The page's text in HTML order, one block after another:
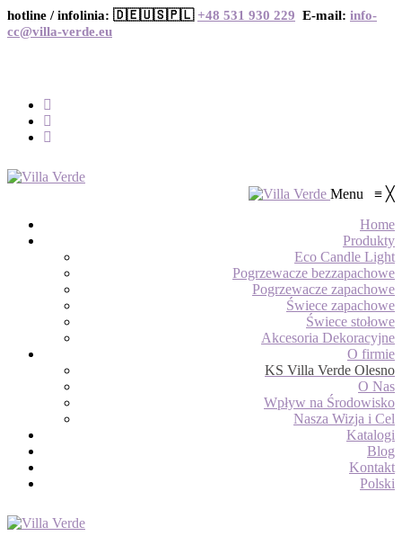
hotline / infolinia: 🇩🇪🇺🇸🇵🇱+48 531 930 229 E-mail: info-
cc@villa-verde.eu
Menu ≡ ╳
Home
Produkty
Eco Candle Light
Pogrzewacze bezzapachowe
Pogrzewacze zapachowe
Świece zapachowe
Świece stołowe
Akcesoria Dekoracyjne
O firmie
KS Villa Verde Olesno
O Nas
Wpływ na Środowisko
Nasza Wizja i Cel
Katalogi
Blog
Kontakt
Polski